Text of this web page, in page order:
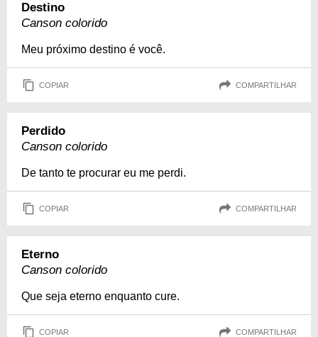
Destino
Canson colorido
Meu próximo destino é você.
COPIAR COMPARTILHAR
Perdido
Canson colorido
De tanto te procurar eu me perdi.
COPIAR COMPARTILHAR
Eterno
Canson colorido
Que seja eterno enquanto cure.
COPIAR COMPARTILHAR